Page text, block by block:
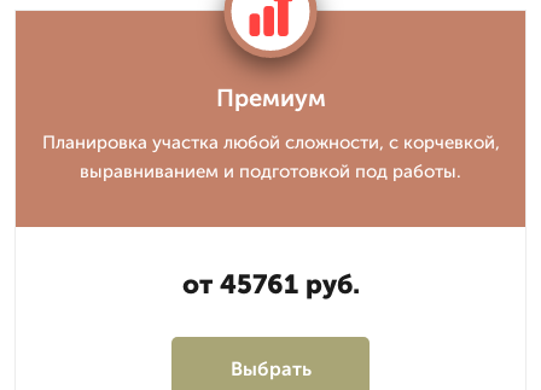
Премиум
Планировка участка любой сложности, с корчевкой,
выравниванием и подготовкой под работы.
от 45761 руб.
Выбрать